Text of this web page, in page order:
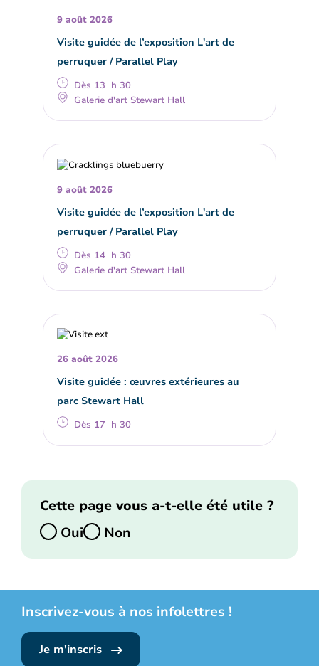
9 août 2026
Visite guidée de l’exposition L'art de
perruquer / Parallel Play
Dès 13 h 30
Galerie d'art Stewart Hall
9 août 2026
Visite guidée de l’exposition L'art de
perruquer / Parallel Play
Dès 14 h 30
Galerie d'art Stewart Hall
26 août 2026
Visite guidée : œuvres extérieures au
parc Stewart Hall
Dès 17 h 30
Cette page vous a-t-elle été utile ?
Oui
Non
Inscrivez-vous à nos infolettres !
Je m'inscris